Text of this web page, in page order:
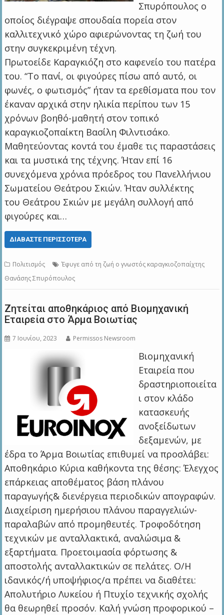
Σπυρόπουλος ο
οποίος διέγραψε σπουδαία πορεία στον
καλλιτεχνικό χώρο αφιερώνοντας τη ζωή του
στην συγκεκριμένη τέχνη.
Πρωτοείδε Καραγκιόζη στο καφενείο του πατέρα
του. “Το πανί, οι φιγούρες πίσω από αυτό, οι
φωνές, ο φωτισμός” ήταν τα ερεθίσματα που τον
έκαναν αρχικά στην ηλικία περίπου των 15
χρόνων βοηθό-μαθητή στον τοπικό
καραγκιοζοπαίκτη Βασίλη Φιλντισάκο.
Μαθητεύοντας κοντά του έμαθε τις παραστάσεις
και τα μυστικά της τέχνης. Ήταν επί 16
συνεχόμενα χρόνια πρόεδρος του Πανελλήνιου
Σωματείου Θεάτρου Σκιών. Ήταν συλλέκτης
του Θεάτρου Σκιών με μεγάλη συλλογή από
φιγούρες και…
ΔΙΑΒΆΣΤΕ ΠΕΡΙΣΣΌΤΕΡΑ
Πολιτισμός
Έφυγε από τη ζωή ο γνωστός καραγκιοζοπαίχτης
Θανάσης Σπυρόπουλος
Ζητείται αποθηκάριος από Βιομηχανική
Εταιρεία στο Άρμα Βοιωτίας
7 Ιουνίου, 2023 Permissos Newsroom
Βιομηχανική
Εταιρεία που
δραστηριοποιείτα
ι στον κλάδο
κατασκευής
ανοξείδωτων
δεξαμενών, με
έδρα το Άρμα Βοιωτίας επιθυμεί να προσλάβει:
Αποθηκάριο Κύρια καθήκοντα της θέσης: Έλεγχος
επάρκειας αποθέματος βάση πλάνου
παραγωγής& διενέργεια περιοδικών απογραφών.
Διαχείριση ημερήσιου πλάνου παραγγελιών-
παραλαβών από προμηθευτές. Τροφοδότηση
τεχνικών με ανταλλακτικά, αναλώσιμα &
εξαρτήματα. Προετοιμασία φόρτωσης &
αποστολής ανταλλακτικών σε πελάτες. Ο/Η
ιδανικός/ή υποψήφιος/α πρέπει να διαθέτει:
Απολυτήριο Λυκείου ή Πτυχίο τεχνικής σχολής
θα θεωρηθεί προσόν. Καλή γνώση προφορικού –